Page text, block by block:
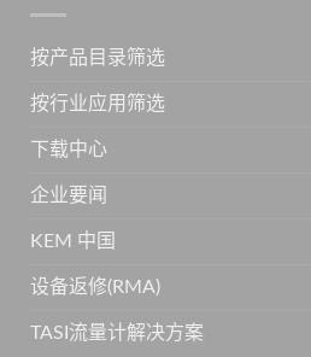
按产品目录筛选
按行业应用筛选
下载中心
企业要闻
KEM 中国
设备返修(RMA)
TASI流量计解决方案